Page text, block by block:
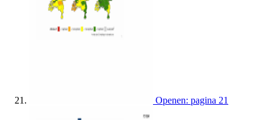
Openen: pagina 21